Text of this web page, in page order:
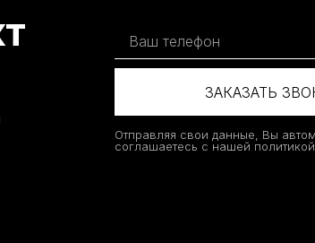
ЗАКАЗАТЬ
Отправляя свои данные, Вы
соглашаетесь с нашей